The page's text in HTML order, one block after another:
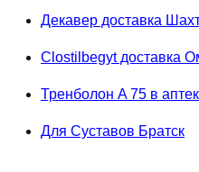
Декавер доставка
Clostilbegyt доставка
Тренболон A 75 в
Для Суставов Братск